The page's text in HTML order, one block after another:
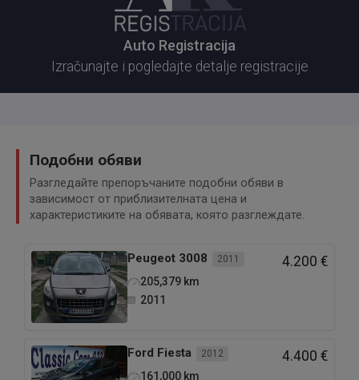
Auto Registracija
Izračunajte i pogledajte detalje registracije
Подобни обяви
Разгледайте препоръчаните подобни обяви в
зависимост от приблизителната цена и
характеристиките на обявата, която разглеждате.
Peugeot 3008 2011 4.200 €
205,379 km
2011
Ford Fiesta 2012 4.400 €
161,000 km